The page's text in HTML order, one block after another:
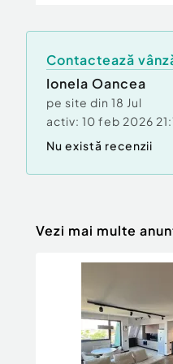
concept turistic
Arhitectura
Locuinta, cu o
cu accent pe
Spatiile
Parter
Contactează
Ionela Oancea
pe site din 18 Jul
activ: 10 feb 2026
Nu există recenzii
Vezi mai multe